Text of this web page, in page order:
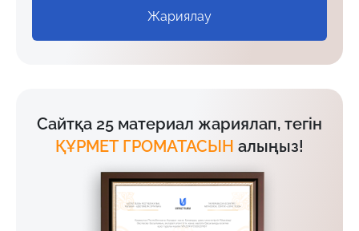
Жариялау
Сайтқа 25 материал жариялап, тегін
ҚҰРМЕТ ГРОМАТАСЫН алыңыз!